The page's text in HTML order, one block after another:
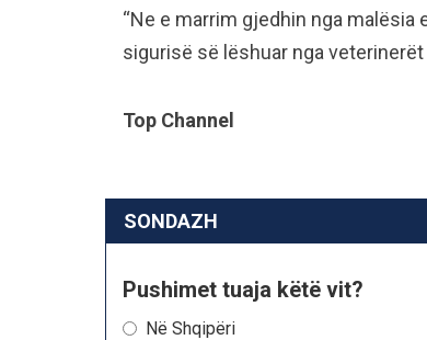
“Ne e marrim gjedhin nga
sigurisë së lëshuar nga veterinerët
Top Channel
SONDAZH
Pushimet tuaja këtë vit?
Në Shqipëri